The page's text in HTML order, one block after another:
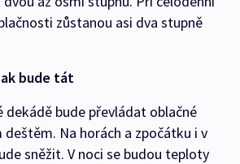
zůstanou asi dva stupně
bude tát
dekádě bude převládat oblačné
deštěm. Na horách a zpočátku i v
sněžit. V noci se budou teploty